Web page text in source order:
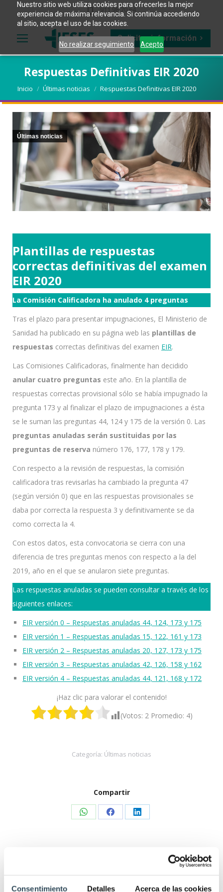
Nuestro sitio web utiliza cookies para ofrecerles la mejor
experiencia de máxima relevancia. Si continúa accediendo
al sitio, acepta el uso de las cookies.
No realizar seguimiento Acepto
Consentimiento Detalles Acerca de las cookies
911 98 70 64
Solicitar información
Respuestas Definitivas EIR 2020
Estás aquí:
Inicio Últimas noticias Respuestas Definitivas EIR 2020
Últimas noticias
Plantillas de respuestas
correctas definitivas del examen
EIR 2020
La Comisión Calificadora ha anulado 4 preguntas
Tras el plazo para presentar impugnaciones, El Ministerio de
Sanidad ha publicado en su página web las plantillas de
respuestas correctas definitivas del examen EIR.
Las Comisiones Calificadoras, finalmente han decidido
anular cuatro preguntas este año. En la plantilla de
respuestas correctas provisional sólo se había impugnado la
pregunta 173 y al finalizar el plazo de impugnaciones a ésta
se le suman las preguntas 44, 124 y 175 de la versión 0. Las
preguntas anuladas serán sustituidas por las
preguntas de reserva número 176, 177, 178 y 179.
Con respecto a la revisión de respuestas, la comisión
calificadora tras revisarlas ha cambiado la pregunta 47
(según versión 0) que en las respuestas provisionales se
daba por correcta la respuesta 3 y definitivamente se da
como correcta la 4.
Con estos datos, esta convocatoria se cierra con una
diferencia de tres preguntas menos con respecto a la del
2019, año en el que se anularon siete preguntas.
Las respuestas anuladas se pueden consultar a través de los
siguientes enlaces:
EIR versión 0 – Respuestas anuladas 44, 124, 173 y 175
EIR versión 1 – Respuestas anuladas 15, 122, 161 y 173
EIR versión 2 – Respuestas anuladas 20, 127, 173 y 175
EIR versión 3 – Respuestas anuladas 42, 126, 158 y 162
EIR versión 4 – Respuestas anuladas 44, 121, 168 y 172
¡Haz clic para valorar el contenido!
(Votos: 2 Promedio: 4)
Categoría: Últimas noticias
Compartir
Share Share Share